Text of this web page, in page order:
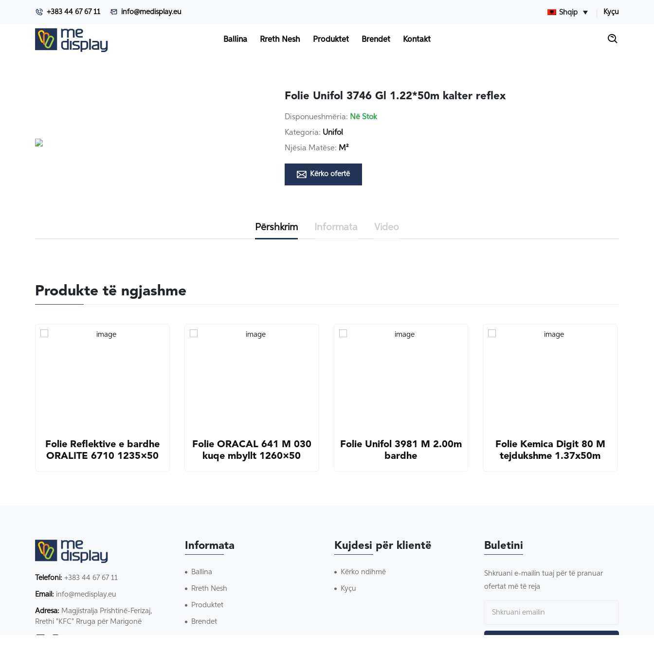
+383 44 67 67 11 info@medisplay.eu Shqip Kyçu
Ballina Rreth Nesh Produktet Brendet Kontakt
Folie Unifol 3746 Gl 1.22*50m kalter reflex
Disponueshmëria: Në Stok
Kategoria: Unifol
Njësia Matëse: M²
Kërko ofertë
Përshkrim Informata Video
Produkte të ngjashme
Folie Reflektive e bardhe
ORALITE 6710 1235×50
Folie ORACAL 641 M 030
kuqe mbyllt 1260×50
Folie Unifol 3981 M 2.00m
bardhe
Folie Kemica Digit 80 M
tejdukshme 1.37x50m
Telefoni: +383 44 67 67 11
Email: info@medisplay.eu
Adresa: Magjistralja Prishtinë-Ferizaj,
Rrethi "KFC" Rruga për Marigonë
Informata
Ballina
Rreth Nesh
Produktet
Brendet
Kujdesi për klientë
Kërko ndihmë
Kyçu
Buletini
Shkruani e-mailin tuaj për të pranuar
ofertat më të reja